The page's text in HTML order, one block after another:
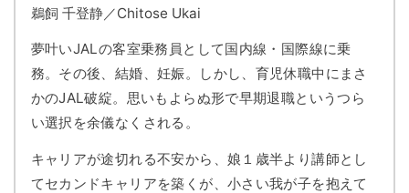
鵜飼 千登静／Chitose Ukai
夢叶いJALの客室乗務員として国内線・国際線に乗
務。その後、結婚、妊娠。しかし、育児休職中にまさ
かのJAL破綻。思いもよらぬ形で早期退職というつら
い選択を余儀なくされる。
キャリアが途切れる不安から、娘１歳半より講師とし
てセカンドキャリアを築くが、小さい我が子を抱えて